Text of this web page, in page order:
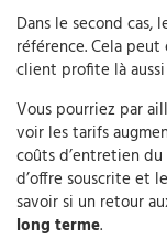
Dans le second cas,
référence. Cela
client profite là
Vous pourriez par
voir les tarifs
coûts d’entretien
d’offre souscrite et
savoir si un retour
long terme.